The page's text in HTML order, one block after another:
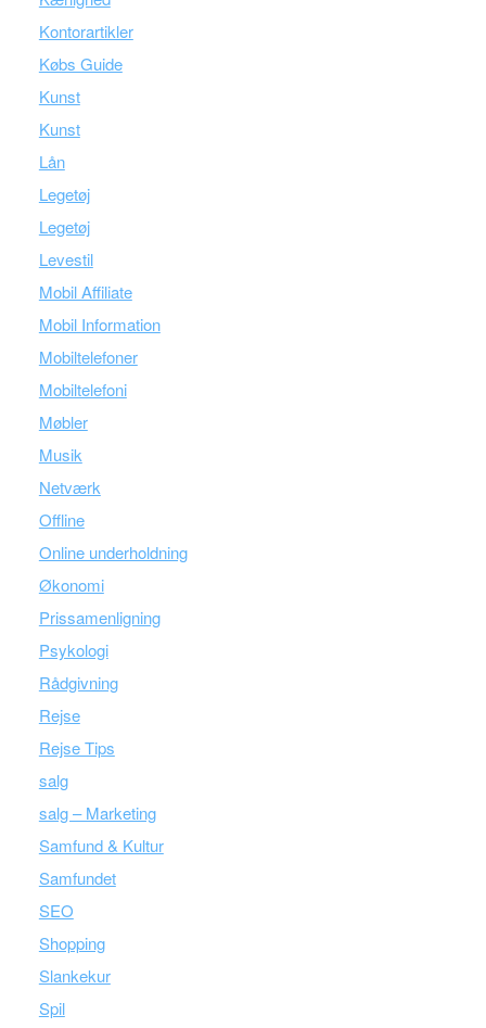
Kontorartikler
Købs Guide
Kunst
Kunst
Lån
Legetøj
Legetøj
Levestil
Mobil Affiliate
Mobil Information
Mobiltelefoner
Mobiltelefoni
Møbler
Musik
Netværk
Offline
Online underholdning
Økonomi
Prissamenligning
Psykologi
Rådgivning
Rejse
Rejse Tips
salg
salg – Marketing
Samfund & Kultur
Samfundet
SEO
Shopping
Slankekur
Spil